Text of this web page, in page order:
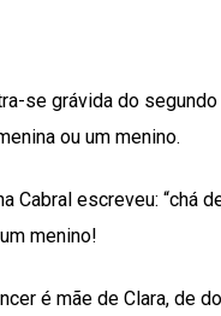
se grávida do
ou um menino.
Cabral escreveu: “chá
menino!
é mãe de Clara, de